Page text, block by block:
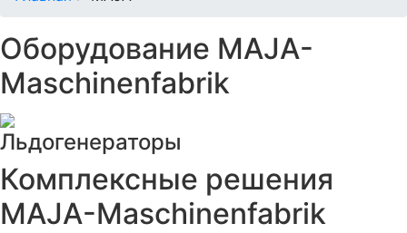
Оборудование MAJA-
Maschinenfabrik
Льдогенераторы
Комплексные решения
MAJA-Maschinenfabrik